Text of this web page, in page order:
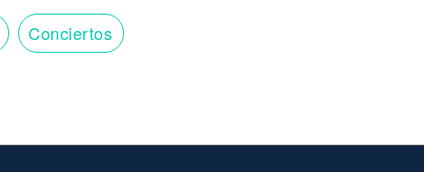
Conciertos